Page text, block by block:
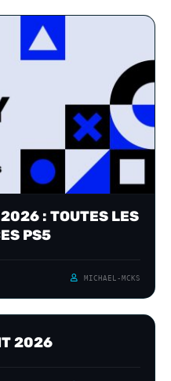
: TOUTES LES
PS5
MICHAEL-MCKS
2026